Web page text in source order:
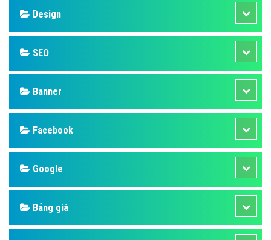
Design
SEO
Banner
Facebook
Google
Bảng giá